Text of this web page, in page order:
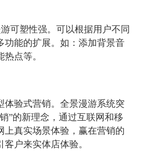
可塑性强。可以根据用户不同
功能的扩展。如：添加背景音
点等。
体验式营销。全景漫游系统突
”的新理念，通过互联网和移
上真实场景体验，赢在营销的
户来实体店体验。